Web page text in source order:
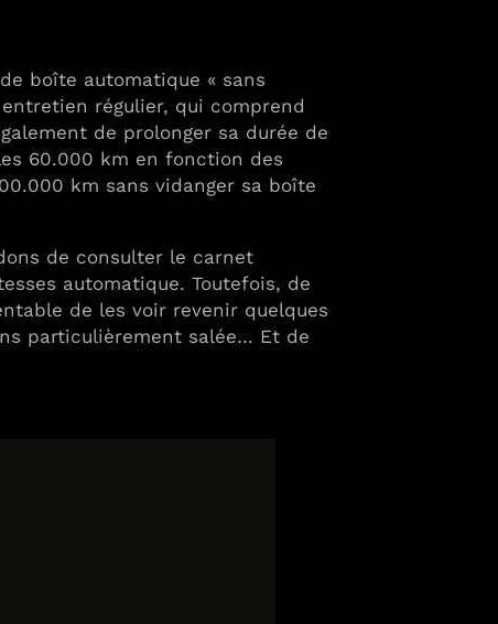
boîte automatique « sans
régulier, qui comprend
de prolonger sa durée de
60.000 km en fonction des
km sans vidanger sa boîte
de consulter le carnet
automatique. Toutefois, de
de les voir revenir quelques
particulièrement salée… Et de